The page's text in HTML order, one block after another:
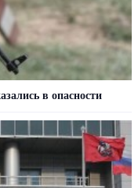
в опасности